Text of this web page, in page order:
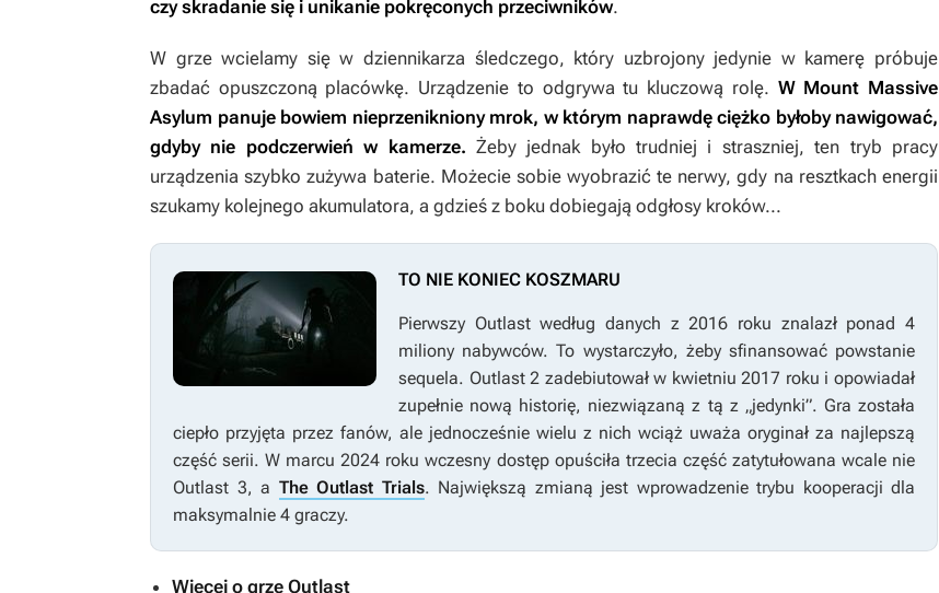
czy skradanie się i unikanie pokręconych przeciwników.
W grze wcielamy się w dziennikarza śledczego, który uzbrojony jedynie w kamerę próbuje
zbadać opuszczoną placówkę. Urządzenie to odgrywa tu kluczową rolę. W Mount Massive
Asylum panuje bowiem nieprzenikniony mrok, w którym naprawdę ciężko byłoby nawigować,
gdyby nie podczerwień w kamerze. Żeby jednak było trudniej i straszniej, ten tryb pracy
urządzenia szybko zużywa baterie. Możecie sobie wyobrazić te nerwy, gdy na resztkach energii
szukamy kolejnego akumulatora, a gdzieś z boku dobiegają odgłosy kroków...
TO NIE KONIEC KOSZMARU
Pierwszy Outlastwedług danych z 2016 roku znalazł ponad 4
miliony nabywców. To wystarczyło, żeby sfinansować powstanie
sequela. Outlast 2 zadebiutował w kwietniu 2017 roku i opowiadał
zupełnie nową historię, niezwiązaną z tą z „jedynki”. Gra została
ciepło przyjęta przez fanów, ale jednocześnie wielu z nich wciąż uważa oryginał za najlepszą
część serii. W marcu 2024 roku wczesny dostęp opuściła trzecia część zatytułowana wcale nie
Outlast 3, a The Outlast Trials. Największą zmianą jest wprowadzenie trybu kooperacji dla
maksymalnie 4 graczy.
Więcej o grze Outlast